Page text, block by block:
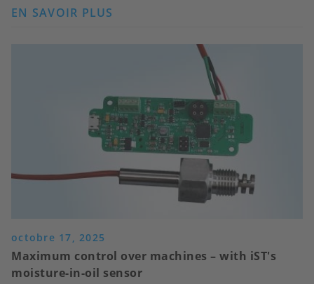
EN SAVOIR PLUS
TECHNOLOGIES
IST
JOBST
octobre 17, 2025
Maximum control over machines – with iST's
moisture-in-oil sensor